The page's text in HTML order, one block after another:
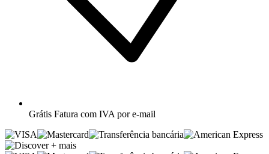
Grátis Fatura com IVA por e-mail
+ mais